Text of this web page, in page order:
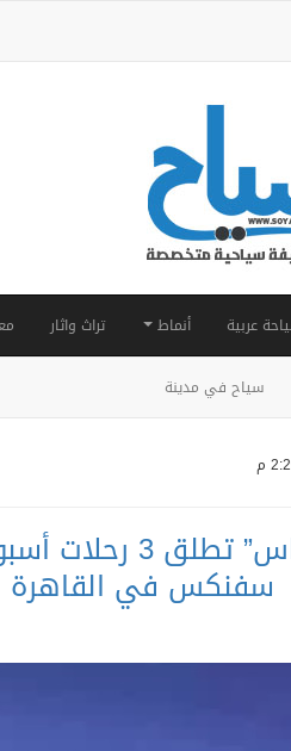
عربية أنماط تراث واثار
سياح في مدينة
“طيران ناس”
سفنكس في القاهرة ابتداءً من